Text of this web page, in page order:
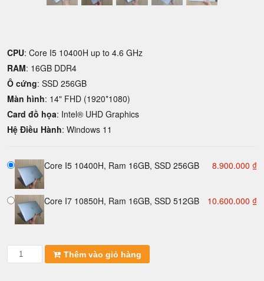
CPU: Core I5 10400H up to 4.6 GHz
RAM: 16GB DDR4
Ô cứng: SSD 256GB
Màn hình: 14" FHD (1920*1080)
Card đồ họa: Intel® UHD Graphics
Hệ Điều Hành: Windows 11
Core I5 10400H, Ram 16GB, SSD 256GB 8.900.000 ₫
Core I7 10850H, Ram 16GB, SSD 512GB 10.600.000 ₫
Laptop
Dell
Thêm vào giỏ hàng